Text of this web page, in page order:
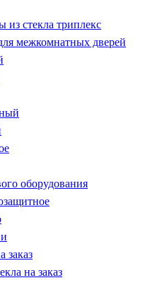
из стекла триплекс
межкомнатных дверей
оборудования
заказ
на заказ